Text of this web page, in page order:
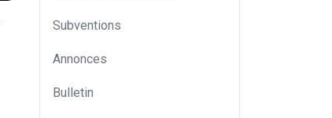
Subventions
Annonces
Bulletin